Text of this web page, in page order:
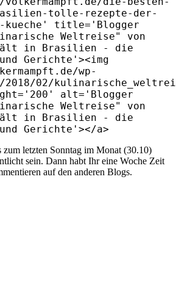
tolle-rezepte-der-
kueche' title='Blogger
Weltreise" von
hält in Brasilien - die
Gerichte'><img
wp-
2018/02/
alt='Blogger
Weltreise" von
hält in Brasilien - die
Gerichte'></a>
zum letzten Sonntag im Monat (30.10)
sein. Dann habt Ihr eine Woche Zeit
auf den anderen Blogs.